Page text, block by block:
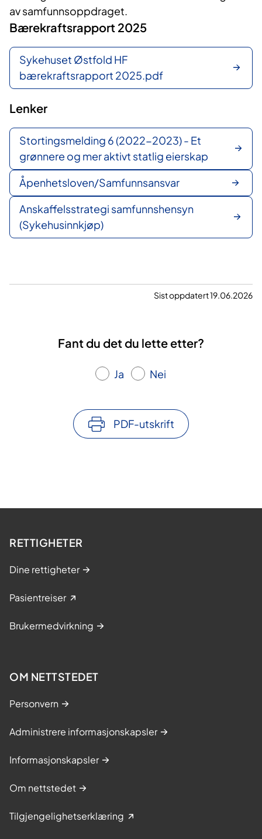
av samfunnsoppdraget.
Bærekraftsrapport 2025
Sykehuset Østfold HF
bærekraftsrapport 2025.pdf
Lenker
Stortingsmelding 6 (2022-2023) - Et
grønnere og mer aktivt statlig eierskap
Åpenhetsloven/Samfunnsansvar
Anskaffelsstrategi samfunnshensyn
(Sykehusinnkjøp)
Sist oppdatert 19.06.2026
Fant du det du lette etter?
Ja Nei
PDF-utskrift
RETTIGHETER
Dine rettigheter
Pasientreiser
Brukermedvirkning
OM NETTSTEDET
Personvern
Administrere informasjonskapsler
Informasjonskapsler
Om nettstedet
Tilgjengelighetserklæring